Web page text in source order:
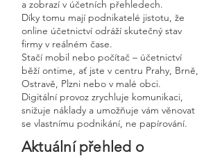
a zobrazí v účetních přehledech.
Díky tomu mají podnikatelé jistotu, že
online účetnictví odráží skutečný stav
firmy v reálném čase.
Stačí mobil nebo počítač – účetnictví
běží ontime, ať jste v centru Prahy, Brně,
Ostravě, Plzni nebo v malé obci.
Digitální provoz zrychluje komunikaci,
snižuje náklady a umožňuje vám věnovat
se vlastnímu podnikání, ne papírování.
Aktuální přehled o